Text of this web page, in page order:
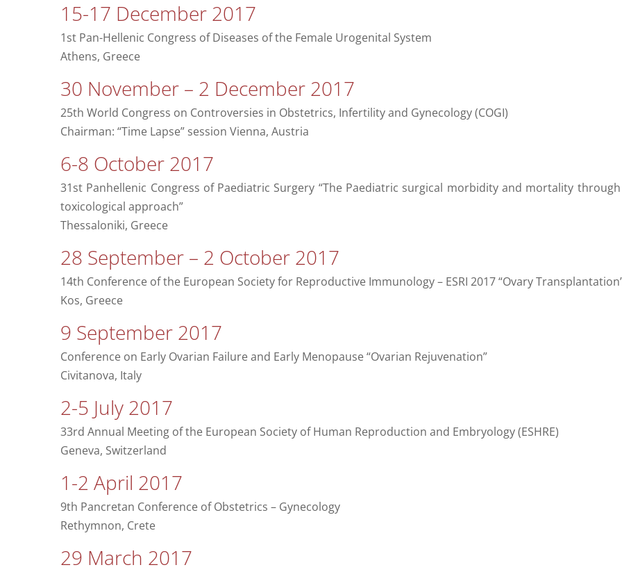
15-17 December 2017
1st Pan-Hellenic Congress of Diseases of the Female Urogenital System
Athens, Greece
30 November – 2 December 2017
25th World Congress on Controversies in Obstetrics, Infertility and Gynecology (COGI)
Chairman: “Time Lapse” session Vienna, Austria
6-8 October 2017
31st Panhellenic Congress of Paediatric Surgery “The Paediatric surgical morbidity and mortality
toxicological approach”
Thessaloniki, Greece
28 September – 2 October 2017
14th Conference of the European Society for Reproductive Immunology – ESRI 2017 “Ovary
Kos, Greece
9 September 2017
Conference on Early Ovarian Failure and Early Menopause “Ovarian Rejuvenation”
Civitanova, Italy
2-5 July 2017
33rd Annual Meeting of the European Society of Human Reproduction and Embryology (ESHRE)
Geneva, Switzerland
1-2 April 2017
9th Pancretan Conference of Obstetrics – Gynecology
Rethymnon, Crete
29 March 2017